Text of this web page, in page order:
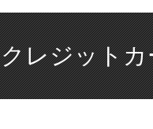
クレジット